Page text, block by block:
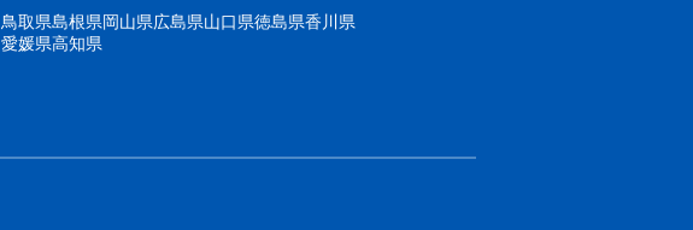
鳥取県島根県岡山県広島県山口県徳島県香川県
愛媛県高知県